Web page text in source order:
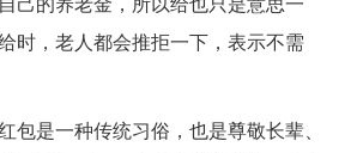
时，老人都会推拒一下，表示不需
包是一种传统习俗，也是尊敬长辈、